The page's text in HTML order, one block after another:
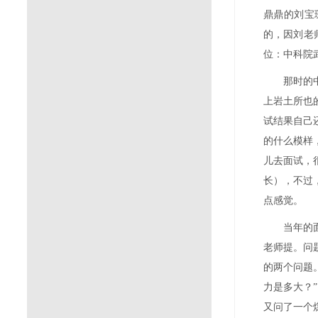
鼎鼎的刘宝
的，因刘老
位：中科院
那时的
上岩土所
试结果自己
的什么模样
儿去面试，
长），不过
点感觉。
当年的
老师提。问
的两个问题
力是多大？
又问了一个